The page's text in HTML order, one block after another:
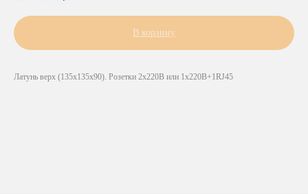
В корзину
Латунь верх (135х135х90). Розетки 2х220В или 1х220В+1RJ45